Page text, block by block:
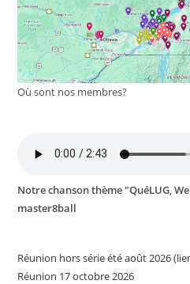
Où sont nos membres?
Notre chanson thème "QuéLUG,
master8ball
Réunion hors série été août 2026
Réunion 17 octobre 2026